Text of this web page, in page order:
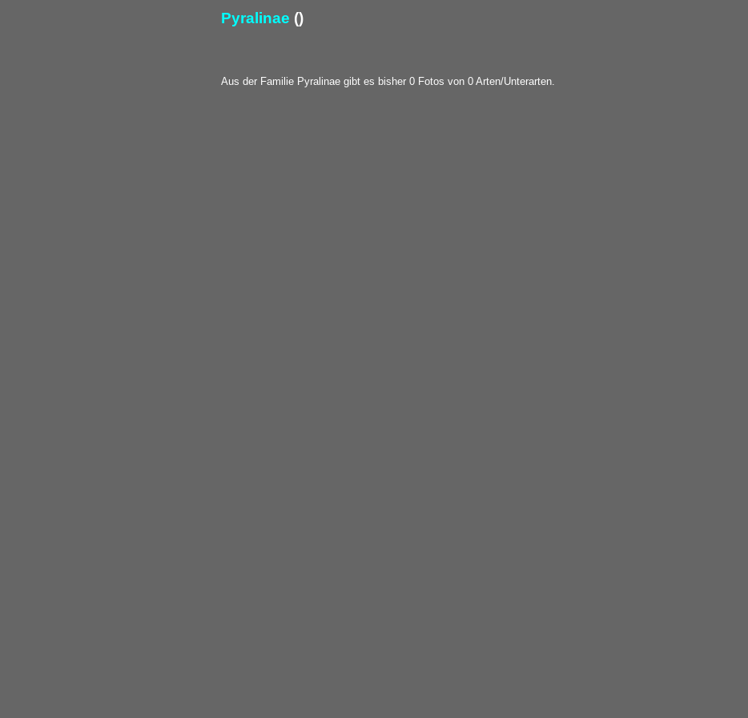
Pyralinae ()
Aus der Familie Pyralinae gibt es bisher 0 Fotos von 0 Arten/Unterarten.